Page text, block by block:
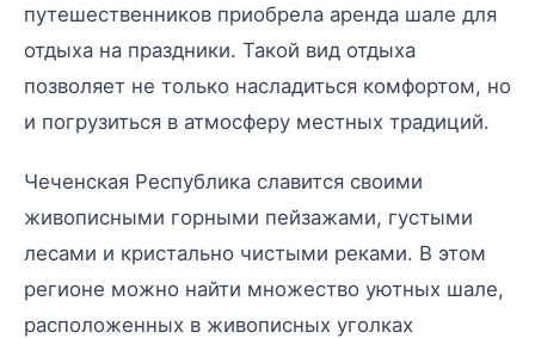
путешественников приобрела аренда шале для
отдыха на праздники. Такой вид отдыха
позволяет не только насладиться комфортом, но
и погрузиться в атмосферу местных традиций.
Чеченская Республика славится своими
живописными горными пейзажами, густыми
лесами и кристально чистыми реками. В этом
регионе можно найти множество уютных шале,
расположенных в живописных уголках